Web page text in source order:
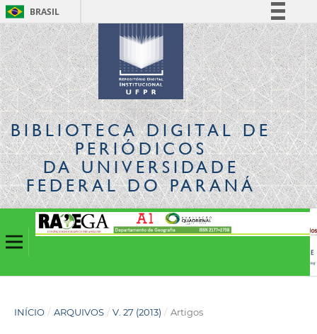
BRASIL
Simplifique!
Comunica BR
Participe
Acesso à informação
Legislação
Canais
BIBLIOTECA DIGITALDE
PERIÓDICOS
DA UNIVERSIDADE
FEDERAL DO PARANÁ
INÍCIO / ARQUIVOS / V. 27 (2013) / Artigos